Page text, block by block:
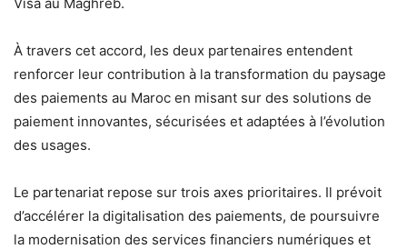
À travers cet accord, les deux partenaires entendent
renforcer leur contribution à la transformation du paysage
des paiements au Maroc en misant sur des solutions de
paiement innovantes, sécurisées et adaptées à l’évolution
des usages.
Le partenariat repose sur trois axes prioritaires. Il prévoit
d’accélérer la digitalisation des paiements, de poursuivre
la modernisation des services financiers numériques et